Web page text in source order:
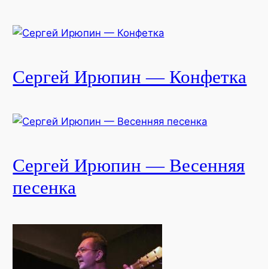
Сергей Ирюпин — Конфетка
Сергей Ирюпин — Весенняя
песенка